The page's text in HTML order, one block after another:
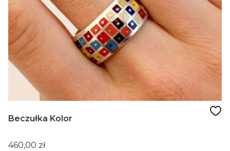
Beczułka Kolor
Cena
460,00 zł